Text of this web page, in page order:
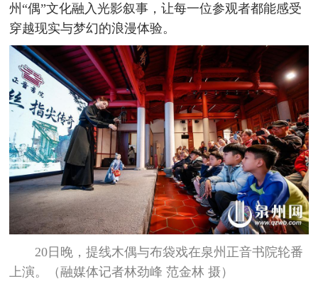
州“偶”文化融入光影叙事，让每一位参观者都能感受
穿越现实与梦幻的浪漫体验。
20日晚，提线木偶与布袋戏在泉州正音书院轮番
上演。（融媒体记者林劲峰 范金林 摄）